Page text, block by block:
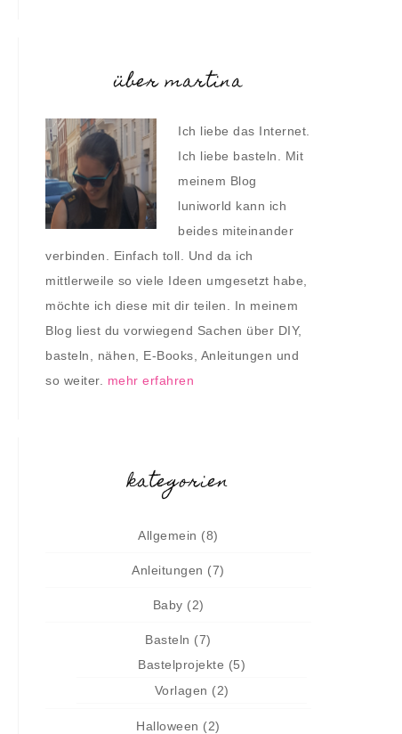
über martina
Ich liebe das Internet.
Ich liebe basteln. Mit
meinem Blog
luniworld kann ich
beides miteinander
verbinden. Einfach toll. Und da ich
mittlerweile so viele Ideen umgesetzt habe,
möchte ich diese mit dir teilen. In meinem
Blog liest du vorwiegend Sachen über DIY,
basteln, nähen, E-Books, Anleitungen und
so weiter. mehr erfahren
kategorien
Allgemein (8)
Anleitungen (7)
Baby (2)
Basteln (7)
Bastelprojekte (5)
Vorlagen (2)
Halloween (2)